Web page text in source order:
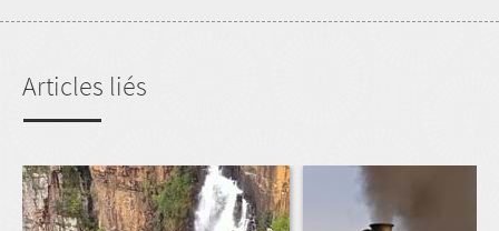
Articles liés